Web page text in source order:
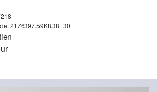
2176397.59K8.38_30
en coton
par Colissimo dans un délai de 4 à 5